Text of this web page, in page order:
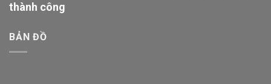
thành công
BẢN ĐỒ